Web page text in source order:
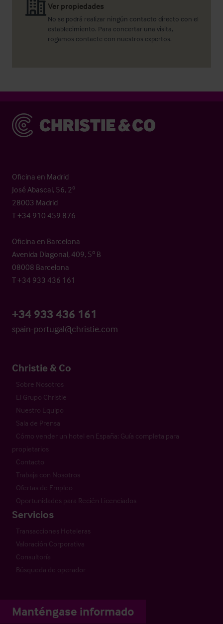
Ver propiedades
No se podrá realizar ningún contacto directo con el
establecimiento. Para concertar una visita,
rogamos contacte con nuestros expertos.
Christie & Co
Oficina en Madrid
José Abascal, 56, 2º
28003 Madrid
T +34 910 459 876
Oficina en Barcelona
Avenida Diagonal, 409, 5º B
08008 Barcelona
T +34 933 436 161
+34 933 436 161
spain-portugal@christie.com
Christie & Co
Sobre Nosotros
El Grupo Christie
Nuestro Equipo
Sala de Prensa
Cómo vender un hotel en España: Guía completa para
propietarios
Contacto
Trabaja con Nosotros
Ofertas de Empleo
Oportunidades para Recién Licenciados
Servicios
Transacciones Hoteleras
Valoración Corporativa
Consultoría
Búsqueda de operador
Manténgase informado